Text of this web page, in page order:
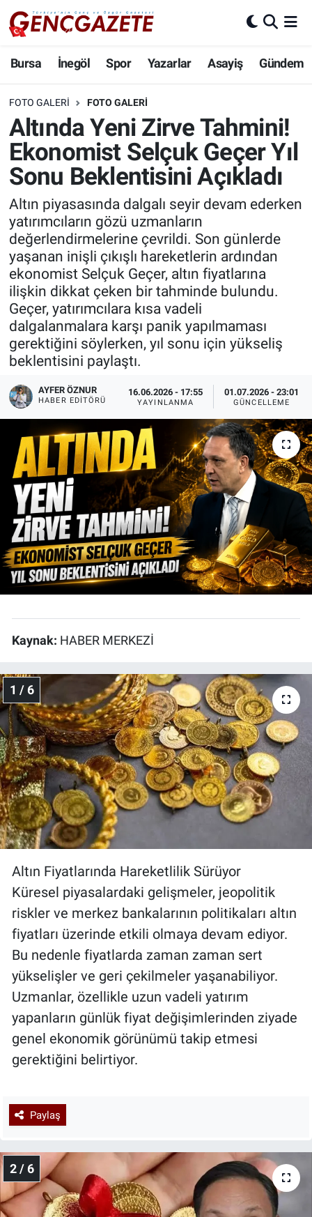
Bursa İnegöl Spor Yazarlar Asayiş Gündem
FOTO GALERI FOTO GALERI
Altında Yeni Zirve Tahmini!
Ekonomist Selçuk Geçer Yıl
Sonu Beklentisini Açıkladı
Altın piyasasında dalgalı seyir devam ederken
yatırımcıların gözü uzmanların
değerlendirmelerine çevrildi. Son günlerde
yaşanan inişli çıkışlı hareketlerin ardından
ekonomist Selçuk Geçer, altın fiyatlarına
ilişkin dikkat çeken bir tahminde bulundu.
Geçer, yatırımcılara kısa vadeli
dalgalanmalara karşı panik yapılmaması
gerektiğini söylerken, yıl sonu için yükseliş
beklentisini paylaştı.
AYFER ÖZNUR
HABER EDITÖRÜ
16.06.2026 - 17:55
YAYINLANMA
01.07.2026 - 23:01
GÜNCELLEME
Kaynak: HABER MERKEZİ
1 / 6
Altın Fiyatlarında Hareketlilik Sürüyor
Küresel piyasalardaki gelişmeler, jeopolitik
riskler ve merkez bankalarının politikaları altın
fiyatları üzerinde etkili olmaya devam ediyor.
Bu nedenle fiyatlarda zaman zaman sert
yükselişler ve geri çekilmeler yaşanabiliyor.
Uzmanlar, özellikle uzun vadeli yatırım
yapanların günlük fiyat değişimlerinden ziyade
genel ekonomik görünümü takip etmesi
gerektiğini belirtiyor.
Paylaş
2 / 6
Bursa
İnegöl
3.SAYFA
Spor
Eğitim
Ekonomi
Güncel
İnanç
Kadın & Aile
Kültür & Sanat
Siyaset
Teknoloji
Yazarlar
Astroloji-Rüya
Nöbetçi Eczaneler
Hava Durumu
Trafik Durumu
Süper Lig Puan Durumu ve Fikstür
Tüm Manşetler
Son Dakika Haberleri
Haber Arşivi